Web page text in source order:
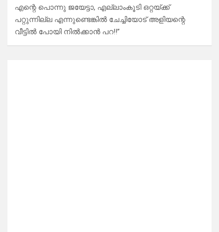
എന്റെ പൊന്നു ജയേട്ടാ, എല്ലാംകൂടി ഒറ്റയ്ക്ക്
പറ്റുന്നില്ല എന്നുണ്ടെങ്കിൽ ചേച്ചിയോട് അളിയന്റെ
വീട്ടിൽ പോയി നിൽക്കാൻ പറ!!”